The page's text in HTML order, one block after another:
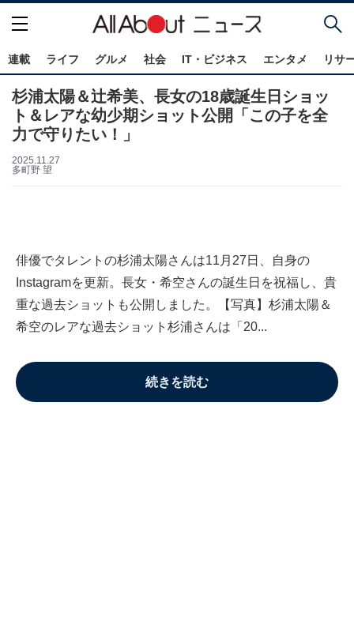
連載 ライフ グルメ 社会 IT・ビジネス エンタメ リサ
杉浦太陽＆辻希美、長女の18歳誕生日ショッ
ト＆レアな幼少期ショット公開「この子を全
力で守りたい！」
2025.11.27
多町野 望
俳優でタレントの杉浦太陽さんは11月27日、自身の
Instagramを更新。長女・希空さんの誕生日を祝福し、貴
重な過去ショットも公開しました。【写真】杉浦太陽＆
希空のレアな過去ショット杉浦さんは「20...
続きを読む